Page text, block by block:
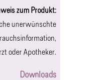
zum Produkt:
unerwünschte
oder Apotheker.
Downloads